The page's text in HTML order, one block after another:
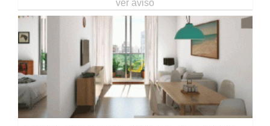
ver aviso